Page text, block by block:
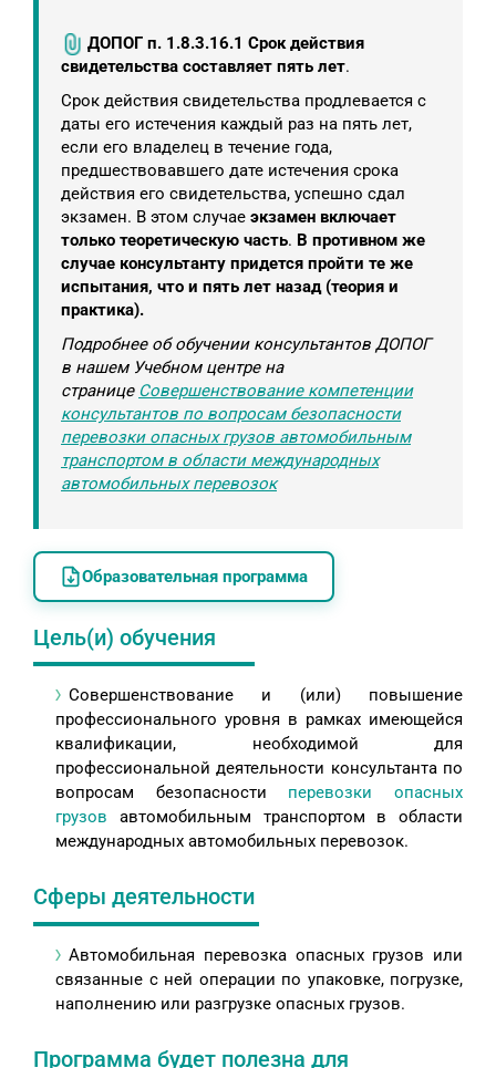
ДОПОГ п. 1.8.3.16.1 Срок действия
свидетельства составляет пять лет.
Срок действия свидетельства продлевается с
даты его истечения каждый раз на пять лет,
если его владелец в течение года,
предшествовавшего дате истечения срока
действия его свидетельства, успешно сдал
экзамен. В этом случае экзамен включает
только теоретическую часть. В противном же
случае консультанту придется пройти те же
испытания, что и пять лет назад (теория и
практика).
Подробнее об обучении консультантов ДОПОГ
в нашем Учебном центре на
странице Совершенствование компетенции
консультантов по вопросам безопасности
перевозки опасных грузов автомобильным
транспортом в области международных
автомобильных перевозок
Образовательная программа
Цель(и) обучения
Совершенствование и (или) повышение
профессионального уровня в рамках имеющейся
квалификации, необходимой для
профессиональной деятельности консультанта по
вопросам безопасности перевозки опасных
грузов автомобильным транспортом в области
международных автомобильных перевозок.
Сферы деятельности
Автомобильная перевозка опасных грузов или
связанные с ней операции по упаковке, погрузке,
наполнению или разгрузке опасных грузов.
Программа будет полезна для